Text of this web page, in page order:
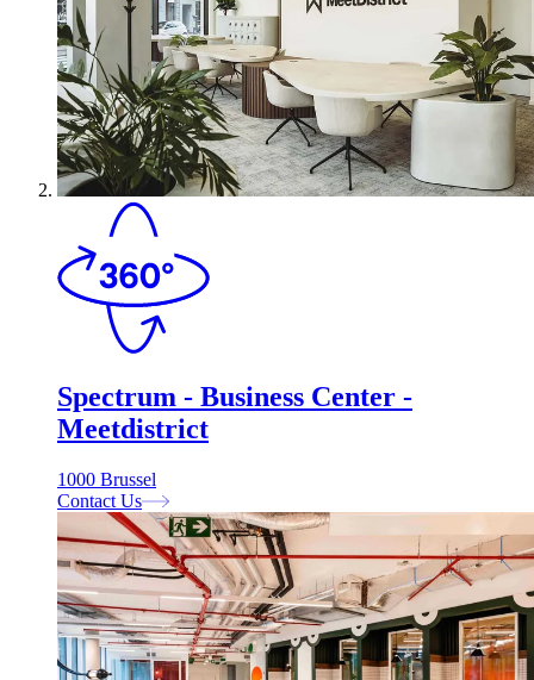
Spectrum - Business Center -
Meetdistrict
1000 Brussel
Contact Us